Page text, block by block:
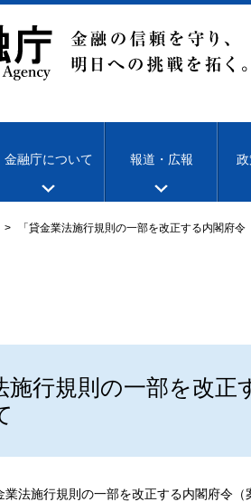
金融庁について 報道・広報
「貸金業法施行規則の一部を改正する内閣府
施行規則の一部を改
業法施行規則の一部を改正する内閣府令（